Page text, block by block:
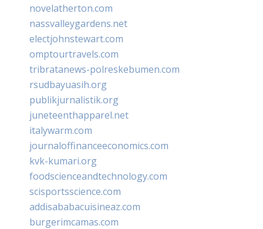
novelatherton.com
nassvalleygardens.net
electjohnstewart.com
omptourtravels.com
tribratanews-polreskebumen.com
rsudbayuasih.org
publikjurnalistik.org
juneteenthapparel.net
italywarm.com
journaloffinanceeconomics.com
kvk-kumari.org
foodscienceandtechnology.com
scisportsscience.com
addisababacuisineaz.com
burgerimcamas.com